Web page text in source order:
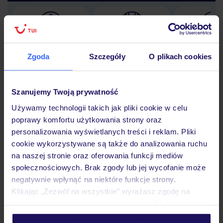
Zgoda Szczegóły O plikach cookies
Szanujemy Twoją prywatność
Używamy technologii takich jak pliki cookie w celu
poprawy komfortu użytkowania strony oraz
personalizowania wyświetlanych treści i reklam. Pliki
cookie wykorzystywane są także do analizowania ruchu
na naszej stronie oraz oferowania funkcji mediów
społecznościowych. Brak zgody lub jej wycofanie może
negatywnie wpłynąć na niektóre funkcje strony.
Klikając „Zezwól na wszystkie” wyrażasz zgodę na
personalizować swój wybór wchodząc w zakładkę
Hotel
Pokoje
Wyżywienie